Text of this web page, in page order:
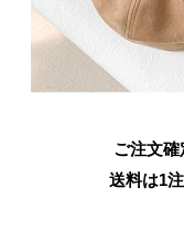
ご注文
送料は1